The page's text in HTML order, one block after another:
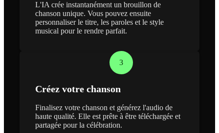
L'IA crée instantanément un brouillon de
chanson unique. Vous pouvez ensuite
personnaliser le titre, les paroles et le style
musical pour le rendre parfait.
3
Créez votre chanson
Finalisez votre chanson et générez l'audio de
haute qualité. Elle est prête à être téléchargée et
partagée pour la célébration.